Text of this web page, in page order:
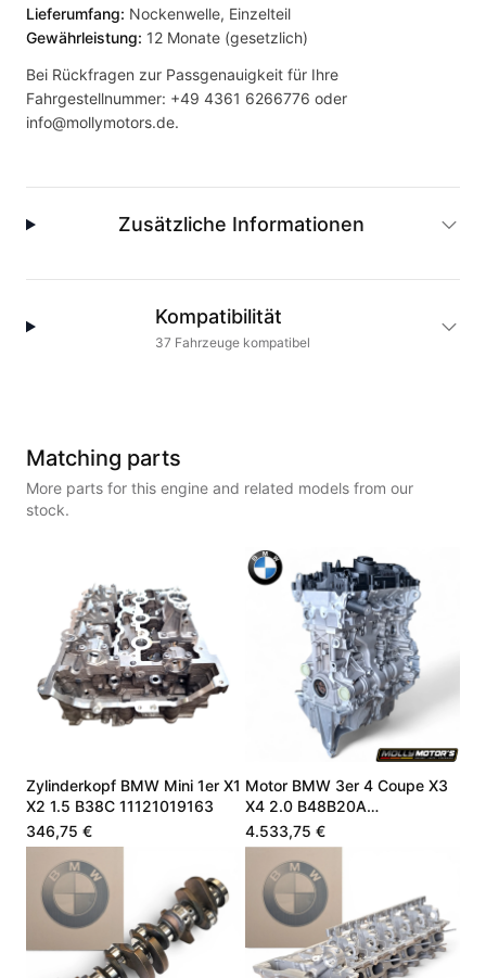
Lieferumfang: Nockenwelle, Einzelteil
Gewährleistung: 12 Monate (gesetzlich)
Bei Rückfragen zur Passgenauigkeit für Ihre
Fahrgestellnummer: +49 4361 6266776 oder
info@mollymotors.de.
Zusätzliche Informationen
Kompatibilität
37 Fahrzeugekompatibel
Matching parts
More parts for this engine and related models from our
stock.
Zylinderkopf BMW Mini 1er X1
X2 1.5 B38C 11121019163
346,75 €
Motor BMW 3er 4 Coupe X3
X4 2.0 B48B20A
11002470901
4.533,75 €